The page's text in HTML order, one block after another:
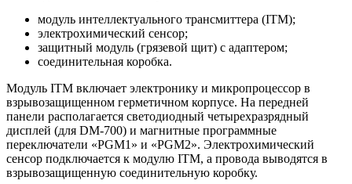
модуль интеллектуального трансмиттера (ITM);
электрохимический сенсор;
защитный модуль (грязевой щит) с адаптером;
соединительная коробка.
Модуль ITM включает электронику и микропроцессор в
взрывозащищенном герметичном корпусе. На передней
панели располагается светодиодный четырехразрядный
дисплей (для DM-700) и магнитные программные
переключатели «PGM1» и «PGM2». Электрохимический
сенсор подключается к модулю ITM, а провода выводятся в
взрывозащищенную соединительную коробку.